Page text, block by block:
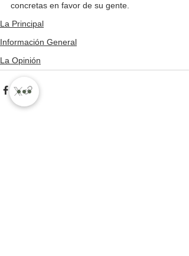
concretas en favor de su gente.
La Principal
Información General
La Opinión